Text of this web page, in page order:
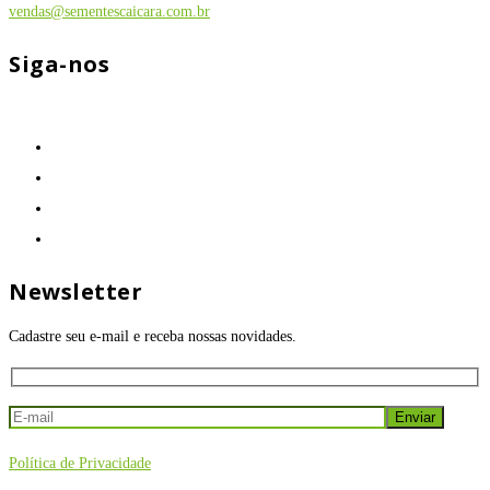
vendas@sementescaicara.com.br
Siga-nos
Newsletter
Cadastre seu e-mail e receba nossas novidades.
Política de Privacidade